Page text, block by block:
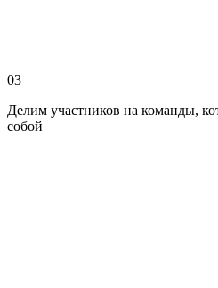
03
Делим участников на команды,
собой